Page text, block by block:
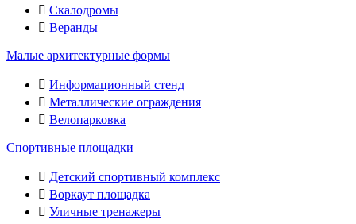
Скалодромы
Веранды
Малые архитектурные формы
Информационный стенд
Металлические ограждения
Велопарковка
Спортивные площадки
Детский спортивный комплекс
Воркаут площадка
Уличные тренажеры